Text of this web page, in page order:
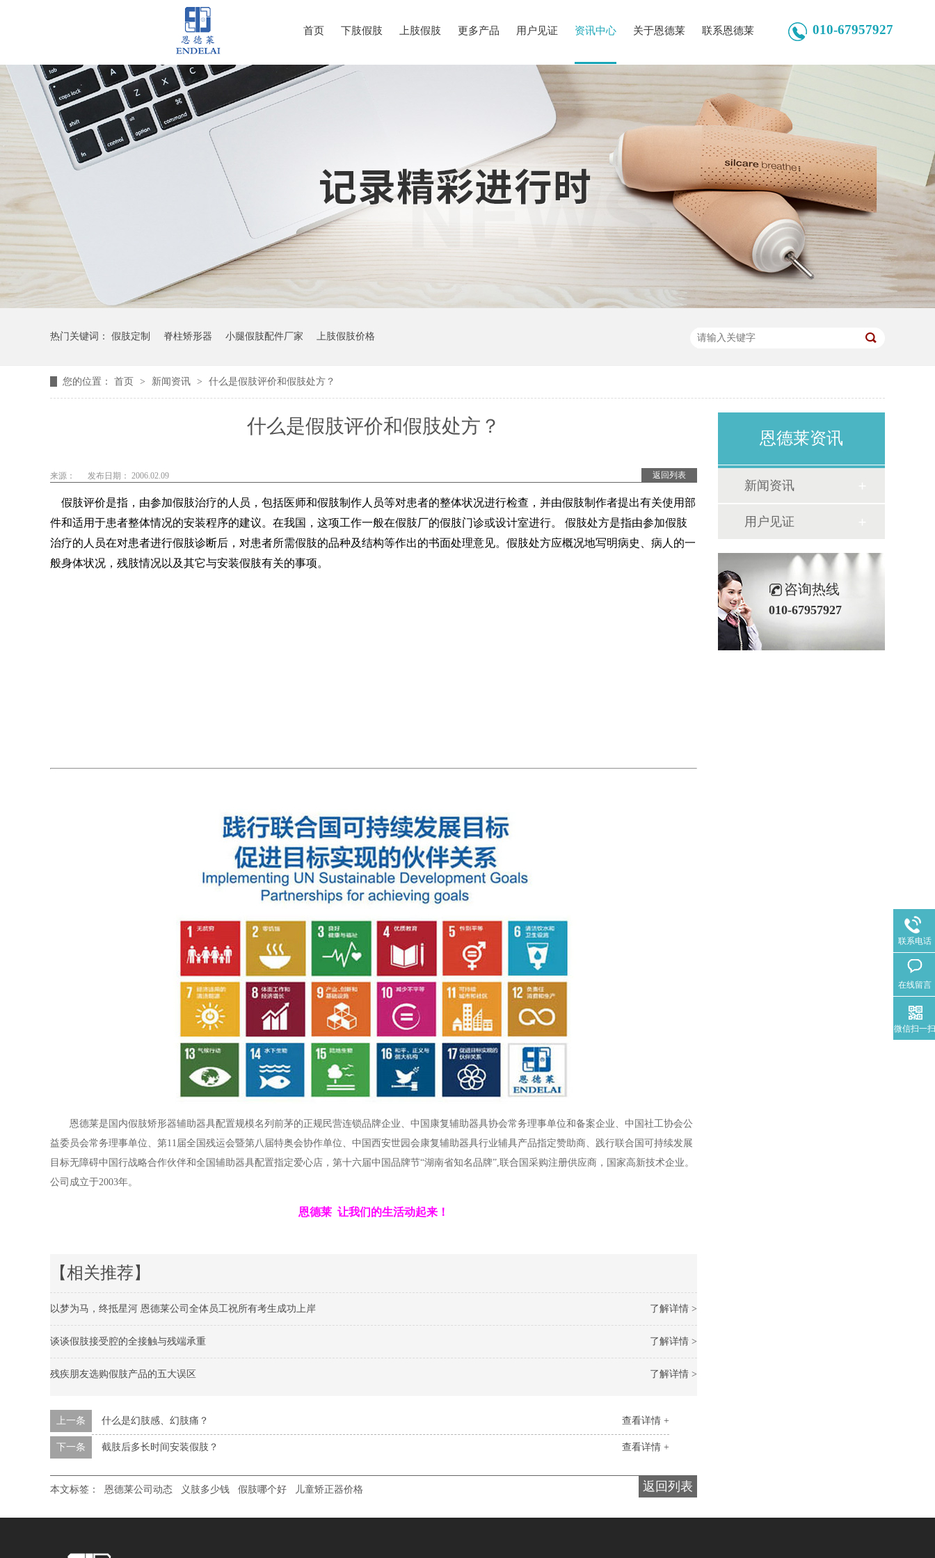
首页 下肢假肢 上肢假肢 更多产品 用户见证 资讯中心 关于恩德莱 联系恩德莱 010-67957927
热门关键词： 假肢定制 脊柱矫形器 小腿假肢配件厂家 上肢假肢价格
您的位置： 首页 > 新闻资讯 > 什么是假肢评价和假肢处方？
什么是假肢评价和假肢处方？
返回列表
来源： 发布日期： 2006.02.09
假肢评价是指，由参加假肢治疗的人员，包括医师和假肢制作人员等对患者的整体状况进行检查，并由假肢制作者提出有关使用部
件和适用于患者整体情况的安装程序的建议。在我国，这项工作一般在假肢厂的假肢门诊或设计室进行。 假肢处方是指由参加假肢
治疗的人员在对患者进行假肢诊断后，对患者所需假肢的品种及结构等作出的书面处理意见。假肢处方应概况地写明病史、病人的一
般身体状况，残肢情况以及其它与安装假肢有关的事项。
恩德莱是国内假肢矫形器辅助器具配置规模名列前茅的正规民营连锁品牌企业、中国康复辅助器具协会常务理事单位和备案企业、中国社工协会公
益委员会常务理事单位、第11届全国残运会暨第八届特奥会协作单位、中国西安世园会康复辅助器具行业辅具产品指定赞助商、践行联合国可持续发展
目标无障碍中国行战略合作伙伴和全国辅助器具配置指定爱心店，第十六届中国品牌节“湖南省知名品牌”,联合国采购注册供应商，国家高新技术企业。
公司成立于2003年。
恩德莱 让我们的生活动起来！
【相关推荐】
了解详情 >
以梦为马，终抵星河 恩德莱公司全体员工祝所有考生成功上岸
了解详情 >
谈谈假肢接受腔的全接触与残端承重
了解详情 >
残疾朋友选购假肢产品的五大误区
查看详情 +
上一条 什么是幻肢感、幻肢痛？
查看详情 +
下一条 截肢后多长时间安装假肢？
返回列表
本文标签： 恩德莱公司动态 义肢多少钱 假肢哪个好 儿童矫正器价格
恩德莱资讯
新闻资讯
用户见证
咨询热线
010-67957927
联系电话
在线留言
微信扫一扫